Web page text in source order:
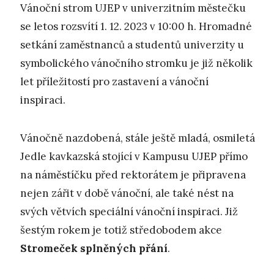
Vánoční strom UJEP v univerzitním městečku
se letos rozsvítí 1. 12. 2023 v 10:00 h. Hromadné
setkání zaměstnanců a studentů univerzity u
symbolického vánočního stromku je již několik
let příležitostí pro zastavení a vánoční
inspiraci.
Vánočně nazdobená, stále ještě mladá, osmiletá
Jedle kavkazská stojící v Kampusu UJEP přímo
na náměstíčku před rektorátem je připravena
nejen zářit v době vánoční, ale také nést na
svých větvích speciální vánoční inspiraci. Již
šestým rokem je totiž středobodem akce
Stromeček splněných přání.